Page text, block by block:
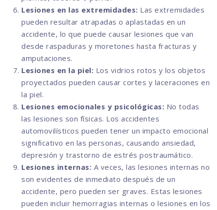
Lesiones en las extremidades: Las extremidades
pueden resultar atrapadas o aplastadas en un
accidente, lo que puede causar lesiones que van
desde raspaduras y moretones hasta fracturas y
amputaciones.
Lesiones en la piel: Los vidrios rotos y los objetos
proyectados pueden causar cortes y laceraciones en
la piel.
Lesiones emocionales y psicológicas: No todas
las lesiones son físicas. Los accidentes
automovilísticos pueden tener un impacto emocional
significativo en las personas, causando ansiedad,
depresión y trastorno de estrés postraumático.
Lesiones internas: A veces, las lesiones internas no
son evidentes de inmediato después de un
accidente, pero pueden ser graves. Estas lesiones
pueden incluir hemorragias internas o lesiones en los